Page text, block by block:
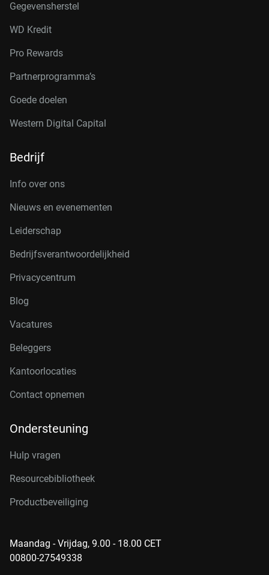
Gegevensherstel
WD Kredit
Pro Rewards
Partnerprogramma’s
Goede doelen
Western Digital Capital
Bedrijf
Info over ons
Nieuws en evenementen
Leiderschap
Bedrijfsverantwoordelijkheid
Privacycentrum
Blog
Vacatures
Beleggers
Kantoorlocaties
Contact opnemen
Ondersteuning
Hulp vragen
Resourcebibliotheek
Productbeveiliging
Maandag - Vrijdag, 9.00 - 18.00 CET
00800-27549338